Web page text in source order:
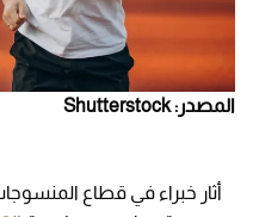
المصدر: Shutterstock
أثار خبراء في قطاع